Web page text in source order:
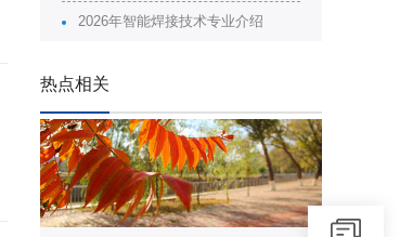
2026年智能焊接技术专业介绍
热点相关